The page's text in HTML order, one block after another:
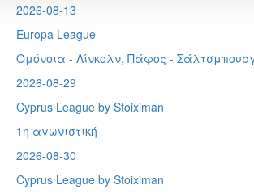
2026-08-13
Europa League
Ομόνοια - Λίνκολν, Πάφος -
2026-08-29
Cyprus League by Stoiximan
1η αγωνιστική
2026-08-30
Cyprus League by Stoiximan